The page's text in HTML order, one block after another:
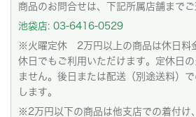
商品のお問合せは、下記所属店舗までご
池袋店: 03-6416-0529
※火曜定休 2万円以上の商品は休日料
休日でもご利用いただけます。定休日
ません。後日または配送（別途送料）
します。
※2万円以下の商品は他支店での着付け